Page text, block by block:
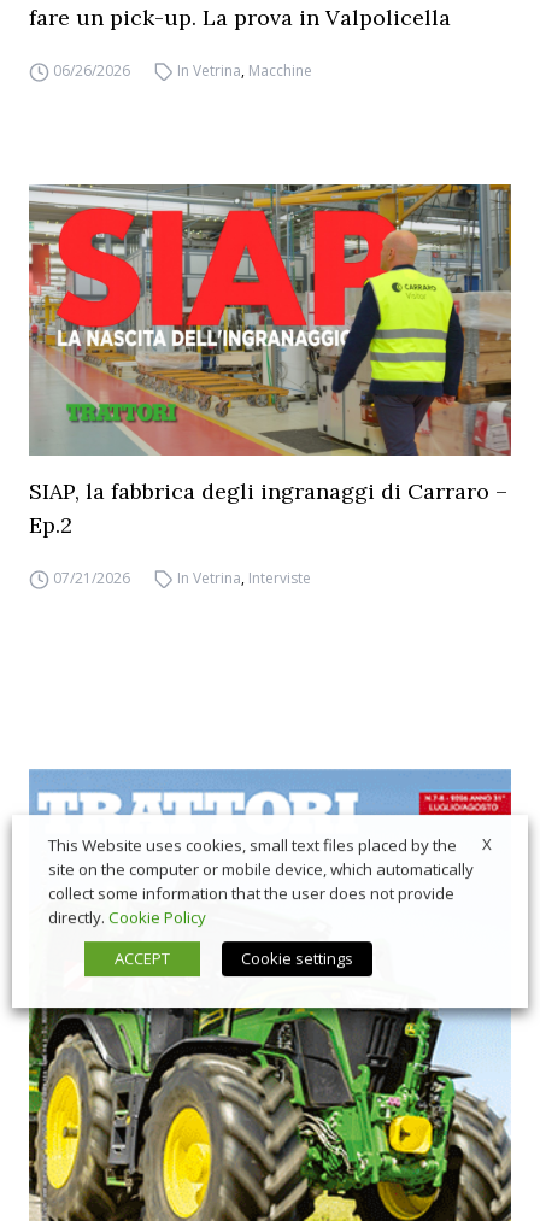
fare un pick-up. La prova in Valpolicella
06/26/2026 In Vetrina, Macchine
SIAP, la fabbrica degli ingranaggi di Carraro –
Ep.2
07/21/2026 In Vetrina, Interviste
X
This Website uses cookies, small text files placed by the
site on the computer or mobile device, which automatically
collect some information that the user does not provide
directly. Cookie Policy
ACCEPT
Cookie settings